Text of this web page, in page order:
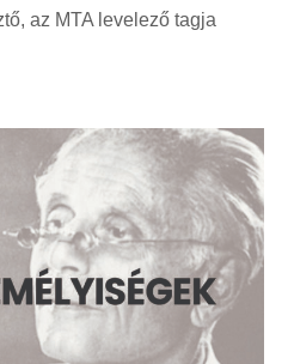
az MTA levelező tagja